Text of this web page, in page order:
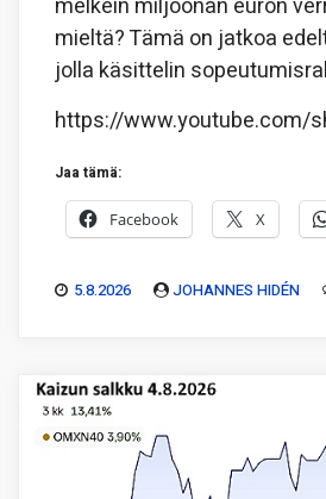
melkein miljoonan euron
mieltä? Tämä on jatkoa
jolla käsittelin
https://www.youtube.com/
Jaa tämä:
Facebook X
5.8.2026 JOHANNES HIDÉN